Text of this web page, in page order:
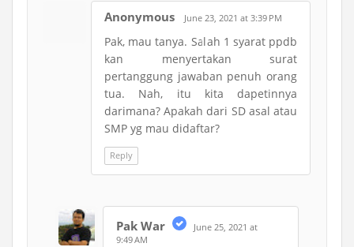
Anonymous June 23, 2021 at 3:39 PM
Pak, mau tanya. Salah 1 syarat ppdb
kan menyertakan surat
pertanggung jawaban penuh orang
tua. Nah, itu kita dapetinnya
darimana? Apakah dari SD asal atau
SMP yg mau didaftar?
Reply
Pak War
June 25, 2021 at
9:49 AM